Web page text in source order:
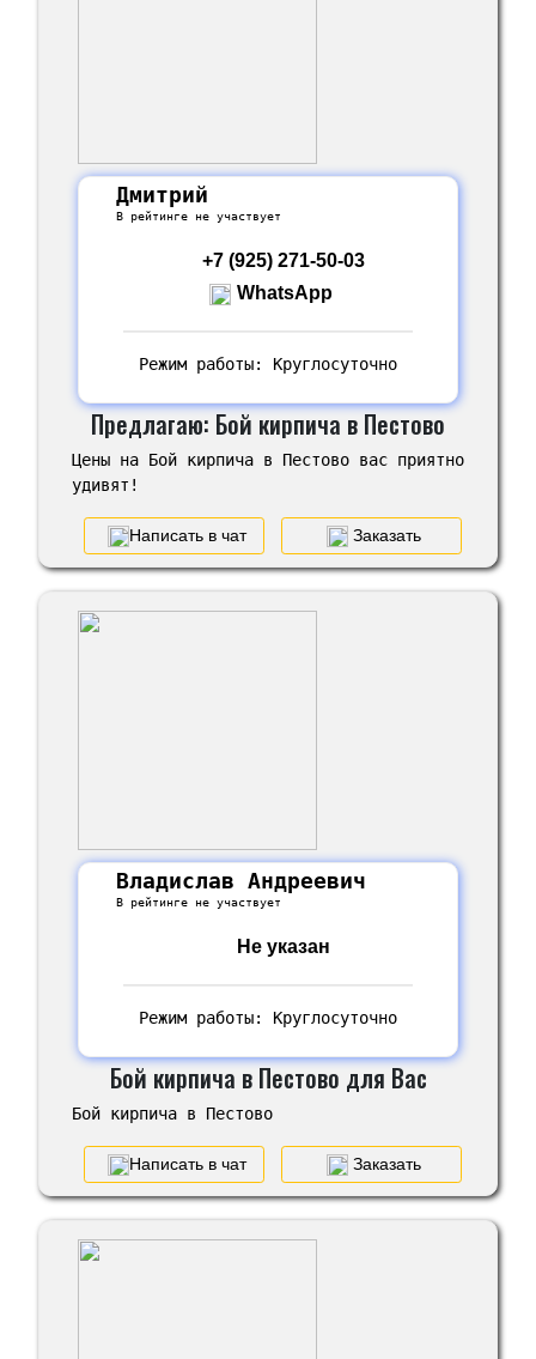
Дмитрий
В рейтинге не участвует
+7 (925) 271-50-03
WhatsApp
Режим работы: Круглосуточно
Предлагаю: Бой кирпича в Пестово
Цены на Бой кирпича в Пестово вас приятно
удивят!
Написать в чат Заказать
Владислав Андреевич
В рейтинге не участвует
Не указан
Режим работы: Круглосуточно
Бой кирпича в Пестово для Вас
Бой кирпича в Пестово
Написать в чат Заказать